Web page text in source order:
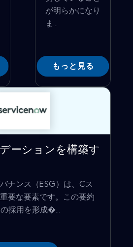
が明らかになり
ま...
もっと見る
ーションを構築す
ナンス（ESG）は、Cス
要な要素です。この要約
採用を形成�...